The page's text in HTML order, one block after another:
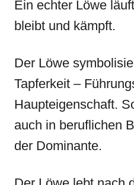
Ein echter Löwe
bleibt und kämpft.
Der Löwe
Tapferkeit –
Haupteigenschaft.
auch in beruflichen
der Dominante.